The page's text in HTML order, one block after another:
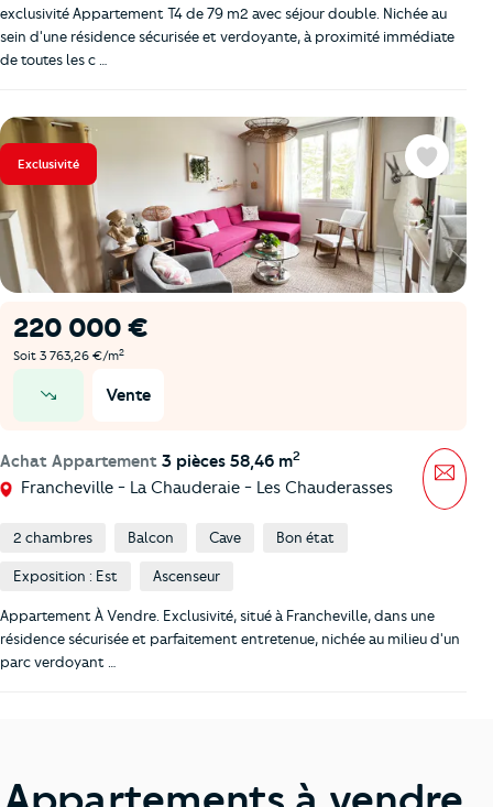
exclusivité Appartement T4 de 79 m2 avec séjour double. Nichée au
sein d'une résidence sécurisée et verdoyante, à proximité immédiate
de toutes les c …
Exclusivité
220 000 €
Soit 3 763,26 €/m2
Vente
Achat Appartement 3 pièces 58,46 m2
Francheville - La Chauderaie - Les Chauderasses
Favoris
2 chambres Balcon Cave Bon état
Exposition : Est Ascenseur
Appartement À Vendre. Exclusivité, situé à Francheville, dans une
résidence sécurisée et parfaitement entretenue, nichée au milieu d'un
parc verdoyant …